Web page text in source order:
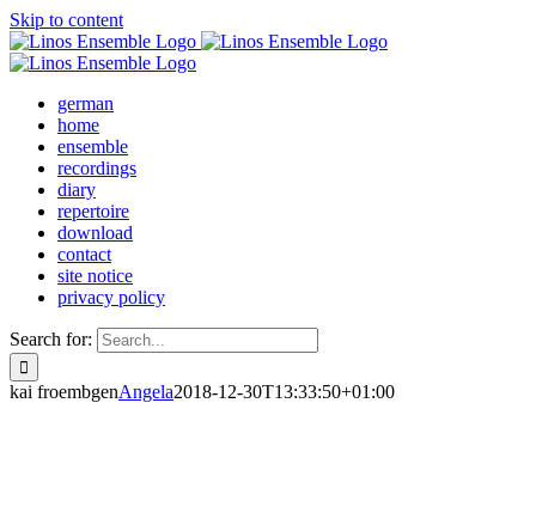
Skip to content
german
home
ensemble
recordings
diary
repertoire
download
contact
site notice
privacy policy
Search for:
kai froembgenAngela2018-12-30T13:33:50+01:00